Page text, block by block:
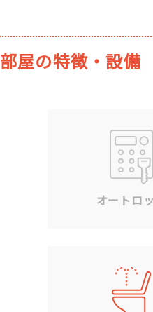
部屋の特徴・設備
オートロ